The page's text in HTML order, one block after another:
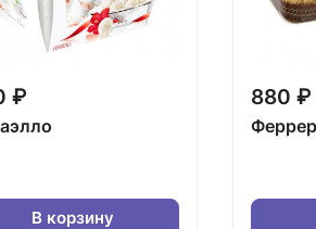
₽
В корзину
880 ₽